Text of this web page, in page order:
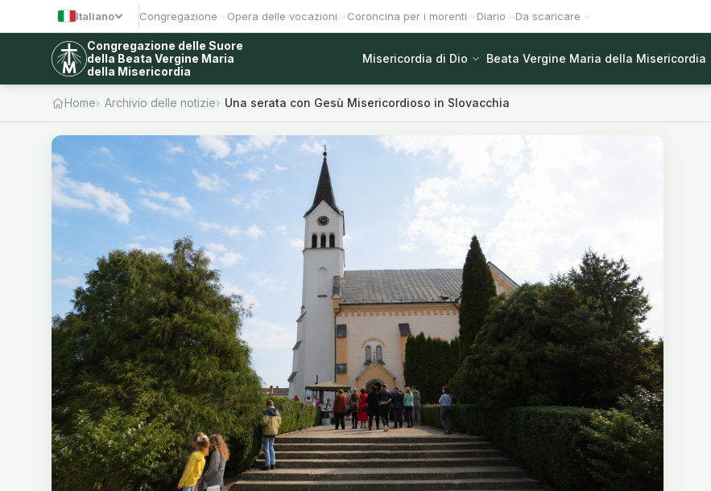
Italiano Congregazione Opera delle vocazioni Coroncina per i morenti Diario Da scaricare
Congregazione delle Suore
della Beata Vergine Maria
della Misericordia
Misericordia di Dio Beata Vergine Maria della Misericordia
Home Archivio delle notizie Una serata con Gesù Misericordioso in Slovacchia